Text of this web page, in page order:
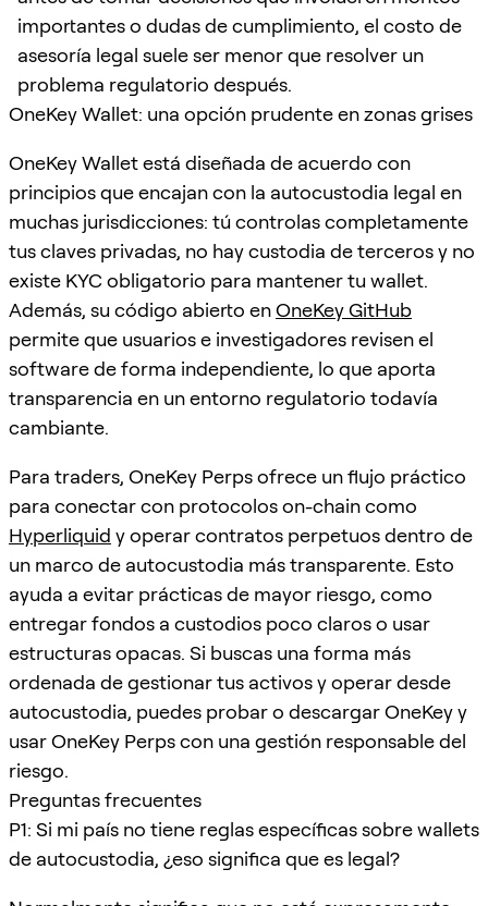
importantes o dudas de cumplimiento, el costo de
asesoría legal suele ser menor que resolver un
problema regulatorio después.
OneKey Wallet: una opción prudente en zonas grises
OneKey Wallet está diseñada de acuerdo con
principios que encajan con la autocustodia legal en
muchas jurisdicciones: tú controlas completamente
tus claves privadas, no hay custodia de terceros y no
existe KYC obligatorio para mantener tu wallet.
Además, su código abierto enOneKey GitHub
permite que usuarios e investigadores revisen el
software de forma independiente, lo que aporta
transparencia en un entorno regulatorio todavía
cambiante.
Para traders, OneKey Perps ofrece un flujo práctico
para conectar con protocolos on-chain como
Hyperliquid y operar contratos perpetuos dentro de
un marco de autocustodia más transparente. Esto
ayuda a evitar prácticas de mayor riesgo, como
entregar fondos a custodios poco claros o usar
estructuras opacas. Si buscas una forma más
ordenada de gestionar tus activos y operar desde
autocustodia, puedes probar o descargar OneKey y
usar OneKey Perps con una gestión responsable del
riesgo.
Preguntas frecuentes
P1: Si mi país no tiene reglas específicas sobre wallets
de autocustodia, ¿eso significa que es legal?